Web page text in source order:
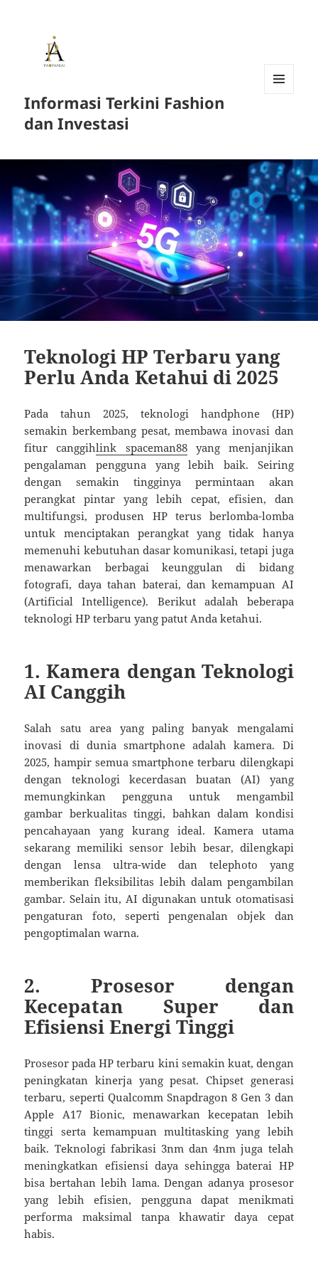
Informasi Terkini Fashion
dan Investasi
Teknologi HP Terbaru yang
Perlu Anda Ketahui di 2025
Pada tahun 2025, teknologi handphone (HP)
semakin berkembang pesat, membawa inovasi dan
fitur canggihlink spaceman88yang menjanjikan
pengalaman pengguna yang lebih baik. Seiring
dengan semakin tingginya permintaan akan
perangkat pintar yang lebih cepat, efisien, dan
multifungsi, produsen HP terus berlomba-lomba
untuk menciptakan perangkat yang tidak hanya
memenuhi kebutuhan dasar komunikasi, tetapi juga
menawarkan berbagai keunggulan di bidang
fotografi, daya tahan baterai, dan kemampuan AI
(Artificial Intelligence). Berikut adalah beberapa
teknologi HP terbaru yang patut Anda ketahui.
1.Kamera dengan Teknologi
AI Canggih
Salah satu area yang paling banyak mengalami
inovasi di dunia smartphone adalah kamera. Di
2025, hampir semua smartphone terbaru dilengkapi
dengan teknologi kecerdasan buatan (AI) yang
memungkinkan pengguna untuk mengambil
gambar berkualitas tinggi, bahkan dalam kondisi
pencahayaan yang kurang ideal. Kamera utama
sekarang memiliki sensor lebih besar, dilengkapi
dengan lensa ultra-wide dan telephoto yang
memberikan fleksibilitas lebih dalam pengambilan
gambar. Selain itu, AI digunakan untuk otomatisasi
pengaturan foto, seperti pengenalan objek dan
pengoptimalan warna.
2. Prosesor dengan
Kecepatan Super dan
Efisiensi Energi Tinggi
Prosesor pada HP terbaru kini semakin kuat, dengan
peningkatan kinerja yang pesat. Chipset generasi
terbaru, seperti Qualcomm Snapdragon 8 Gen 3 dan
Apple A17 Bionic, menawarkan kecepatan lebih
tinggi serta kemampuan multitasking yang lebih
baik. Teknologi fabrikasi 3nm dan 4nm juga telah
meningkatkan efisiensi daya sehingga baterai HP
bisa bertahan lebih lama. Dengan adanya prosesor
yang lebih efisien, pengguna dapat menikmati
performa maksimal tanpa khawatir daya cepat
habis.